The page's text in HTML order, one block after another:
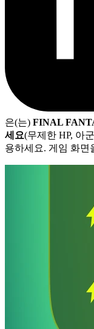
은(는) FINAL
세요(무제한 HP, 아
용하세요. 게임 화면